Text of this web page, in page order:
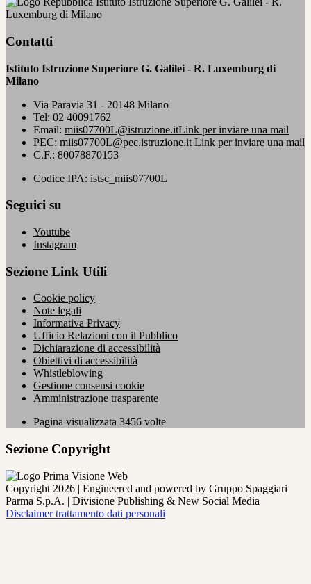
Luxemburg di Milano
Contatti
Istituto Istruzione Superiore G. Galilei - R. Luxemburg di
Milano
Via Paravia 31 - 20148 Milano
Tel: 02 40091762
Email: miis07700L@istruzione.itLink per inviare una mail
PEC: miis07700L@pec.istruzione.it Link per inviare una mail
C.F.: 80078870153
Codice IPA: istsc_miis07700L
Seguici su
Youtube
Instagram
Sezione Link Utili
Cookie policy
Note legali
Informativa Privacy
Ufficio Relazioni con il Pubblico
Dichiarazione di accessibilità
Obiettivi di accessibilità
Whistleblowing
Gestione consensi cookie
Amministrazione trasparente
Pagina visualizzata 3456 volte
Sezione Copyright
Copyright 2026 | Engineered and powered by Gruppo Spaggiari
Parma S.p.A. | Divisione Publishing & New Social Media
Disclaimer trattamento dati personali